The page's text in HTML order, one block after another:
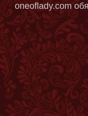
oneoflady.com